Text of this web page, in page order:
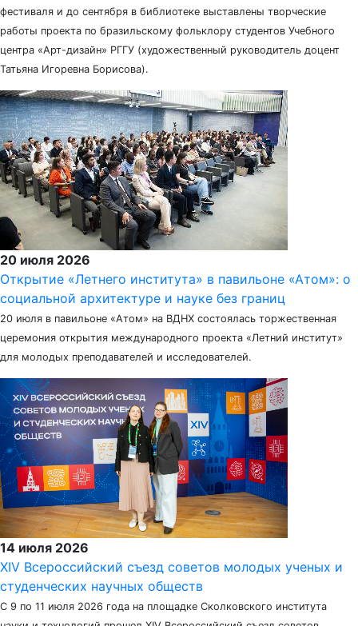
фестиваля и до сентября в библиотеке выставлены творческие
работы проекта по бразильскому фольклору студентов Учебного
центра «Арт-дизайн» РГГУ (художественный руководитель доцент
Татьяна Игоревна Борисова).
20 июля 2026
Открытие «Летнего института» в павильоне «Атом»: о
социальной архитектуре и науке без границ
20 июля в павильоне «Атом» на ВДНХ состоялась торжественная
церемония открытия международного проекта «Летний институт»
для молодых преподавателей и исследователей.
14 июля 2026
XIV Всероссийский съезд советов молодых ученых и
студенческих научных обществ
С 9 по 11 июля 2026 года на площадке Сколковского института